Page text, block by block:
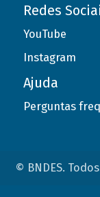
Redes
YouTube
Instagram
Ajuda
Perguntas
© BNDES.